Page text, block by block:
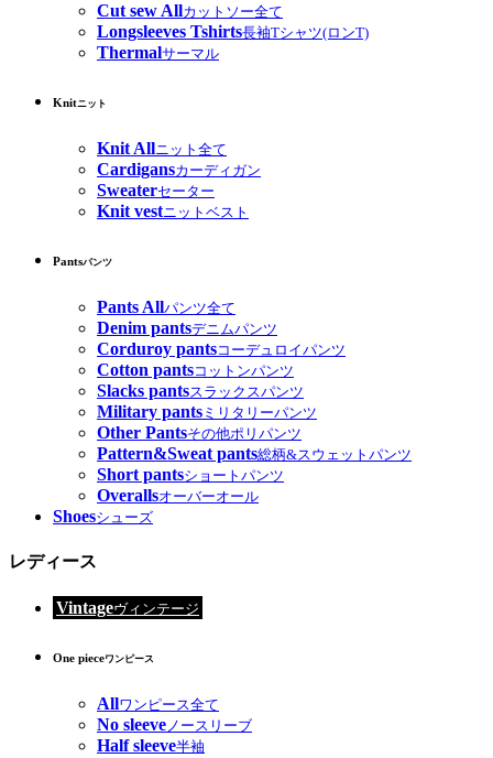
Cut sew Allカットソー全て
Longsleeves Tshirts長袖Tシャツ(ロンT)
Thermalサーマル
Knitニット
Knit Allニット全て
Cardigansカーディガン
Sweaterセーター
Knit vestニットベスト
Pantsパンツ
Pants Allパンツ全て
Denim pantsデニムパンツ
Corduroy pantsコーデュロイパンツ
Cotton pantsコットンパンツ
Slacks pantsスラックスパンツ
Military pants ミリタリーパンツ
Other Pantsその他ポリパンツ
Pattern&Sweat pants総柄&スウェットパンツ
Short pantsショートパンツ
Overallsオーバーオール
Shoesシューズ
レディース
Vintageヴィンテージ
One pieceワンピース
Allワンピース全て
No sleeve ノースリーブ
Half sleeve半袖